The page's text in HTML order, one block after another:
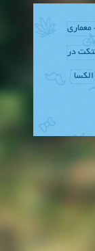
معماری
در
الکسا